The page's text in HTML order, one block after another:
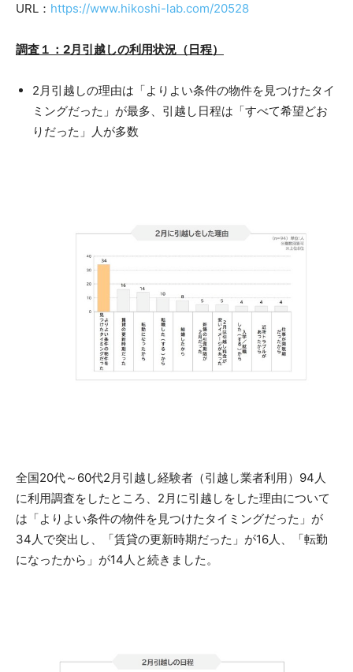
URL： https://www.hikoshi-lab.com/20528
調査１：2月引越しの利用状況（日程）
2月引越しの理由は「よりよい条件の物件を見つけたタイ
ミングだった」が最多、引越し日程は「すべて希望どお
りだった」人が多数
全国20代～60代2月引越し経験者（引越し業者利用）94人
に利用調査をしたところ、2月に引越しをした理由について
は「よりよい条件の物件を見つけたタイミングだった」が
34人で突出し、「賃貸の更新時期だった」が16人、「転勤
になったから」が14人と続きました。